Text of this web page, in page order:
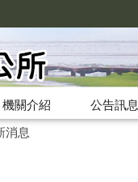
機關介紹 公告訊息
消息